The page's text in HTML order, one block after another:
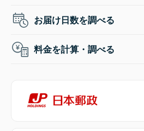
お届け日数を調べる
料金を計算・調べる